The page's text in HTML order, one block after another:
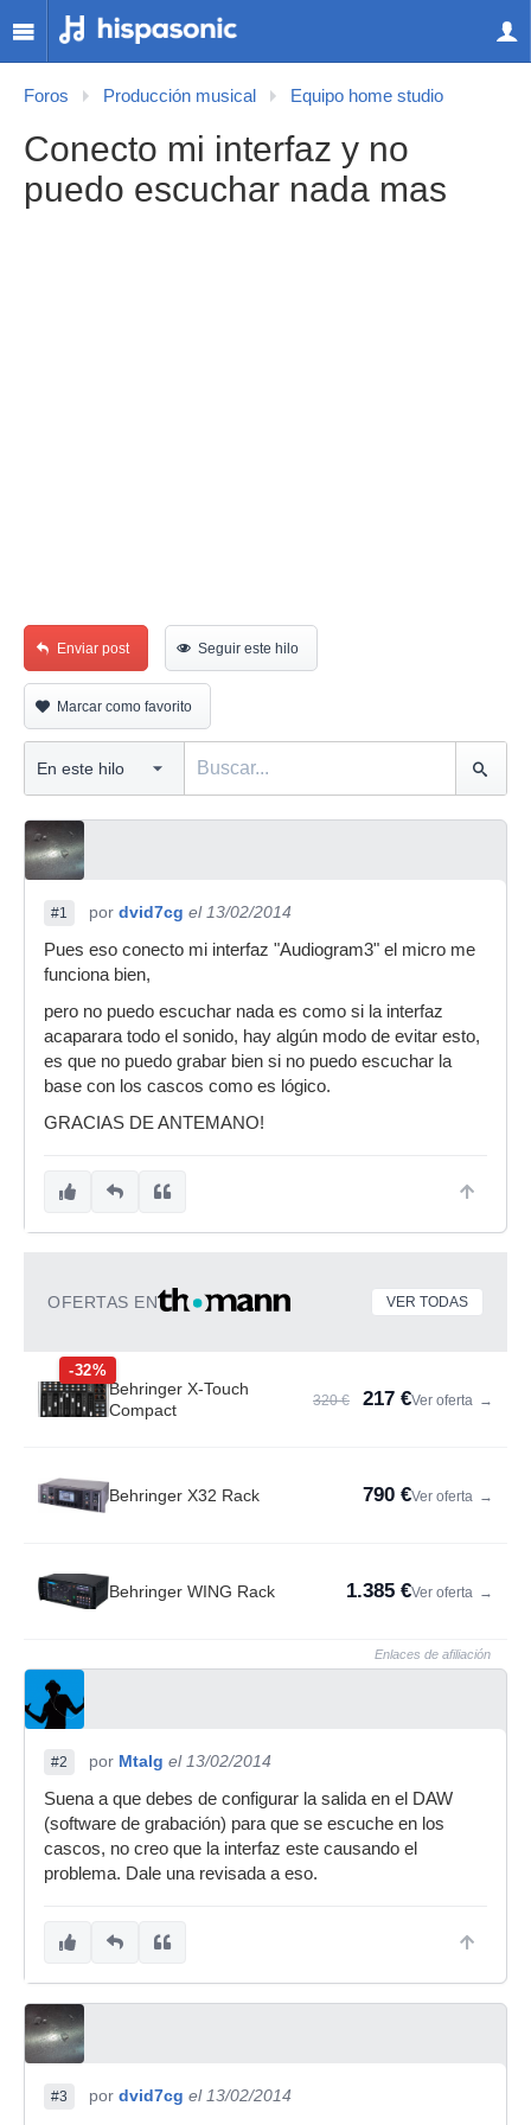
Foros Producción musical Equipo home studio
Conecto mi interfaz y no
puedo escuchar nada mas
Enviar post Seguir este hilo
Marcar como favorito
#1 por dvid7cg el 13/02/2014
Pues eso conecto mi interfaz "Audiogram3" el micro me
funciona bien,
pero no puedo escuchar nada es como si la interfaz
acaparara todo el sonido, hay algún modo de evitar esto,
es que no puedo grabar bien si no puedo escuchar la
base con los cascos como es lógico.
GRACIAS DE ANTEMANO!
OFERTAS EN VER TODAS
-32%
Behringer X-Touch
Compact
320 € 217 €Ver oferta →
Behringer X32 Rack 790 €Ver oferta →
Behringer WING Rack 1.385 €Ver oferta →
Enlaces de afiliación
#2 por Mtalg el 13/02/2014
Suena a que debes de configurar la salida en el DAW
(software de grabación) para que se escuche en los
cascos, no creo que la interfaz este causando el
problema. Dale una revisada a eso.
#3 por dvid7cg el 13/02/2014